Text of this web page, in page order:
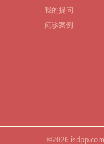
我的提问
问诊案例
©2026 isdpp.com